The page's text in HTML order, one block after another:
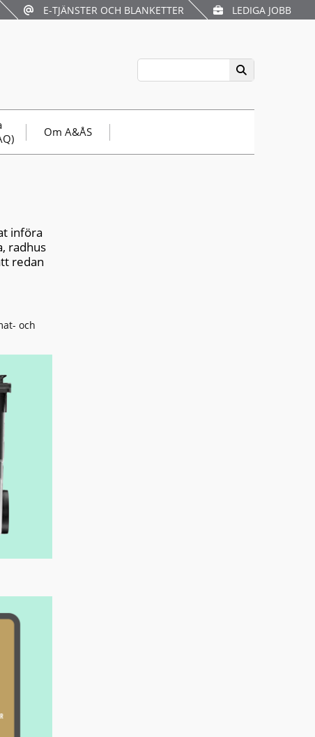
E-TJÄNSTER OCH BLANKETTER LEDIGA JOBB
Om A&ÅS
införa
radhus
redan
och